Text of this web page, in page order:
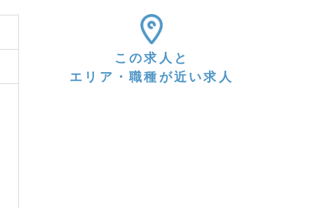
この求人と
エリア・職種が近い求人